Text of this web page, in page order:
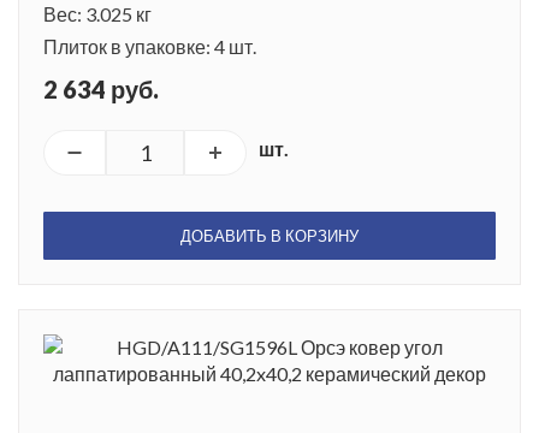
Вес: 3.025 кг
Плиток в упаковке: 4 шт.
2 634 руб.
шт.
ДОБАВИТЬ В КОРЗИНУ